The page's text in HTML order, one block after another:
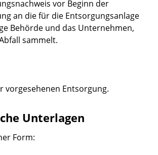
vor Beginn der
an die für die Entsorgungsanlage
Behörde und das Unternehmen,
sammelt.
vorgesehenen Entsorgung.
Unterlagen
Form: